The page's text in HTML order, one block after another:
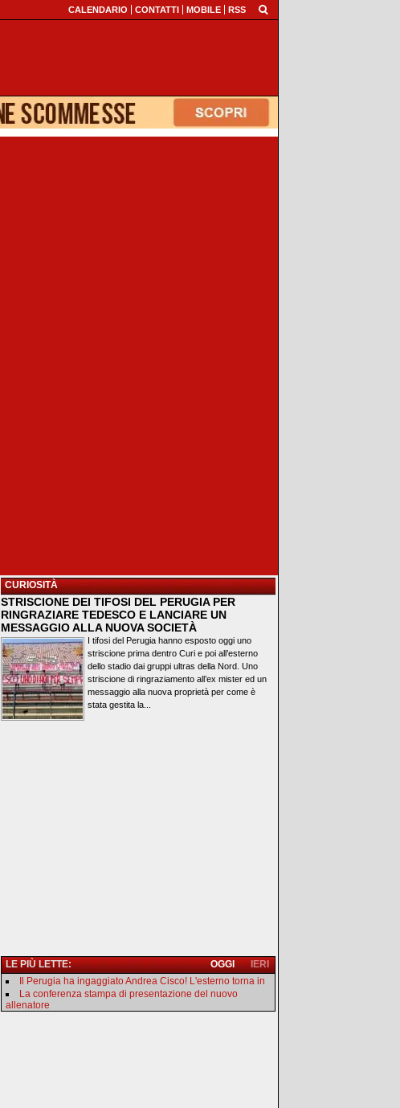
CALENDARIO CONTATTI MOBILE RSS
CURIOSITÀ
STRISCIONE DEI TIFOSI DEL PERUGIA PER
RINGRAZIARE TEDESCO E LANCIARE UN
MESSAGGIO ALLA NUOVA SOCIETÀ
I tifosi del Perugia hanno esposto oggi uno
striscione prima dentro Curi e poi all’esterno
dello stadio dai gruppi ultras della Nord. Uno
striscione di ringraziamento all’ex mister ed un
messaggio alla nuova proprietà per come è
stata gestita la...
LE PIÙ LETTE: IERI
OGGI
Il Perugia ha ingaggiato Andrea Cisco! L'esterno torna in
La conferenza stampa di presentazione del nuovo
allenatore